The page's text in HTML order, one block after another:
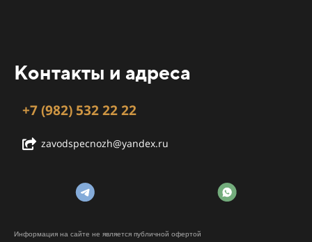
Контакты и адреса
+7 (982) 532 22 22
zavodspecnozh@yandex.ru
Информация на сайте не является публичной офертой